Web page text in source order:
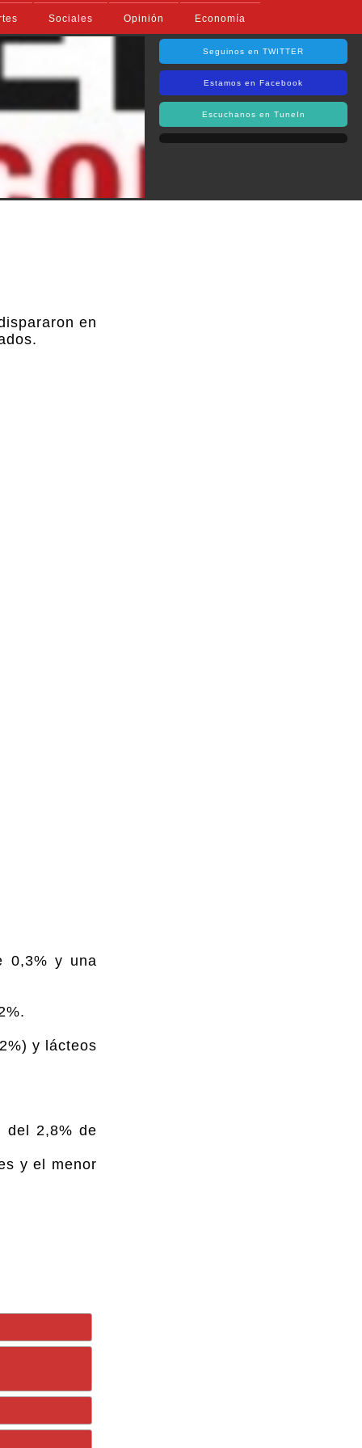
Sociales Opinión Economía
Seguinos en TWITTER
Estamos en Facebook
Escuchanos en TuneIn
en
0,3% y una
y lácteos
del 2,8% de
y el menor